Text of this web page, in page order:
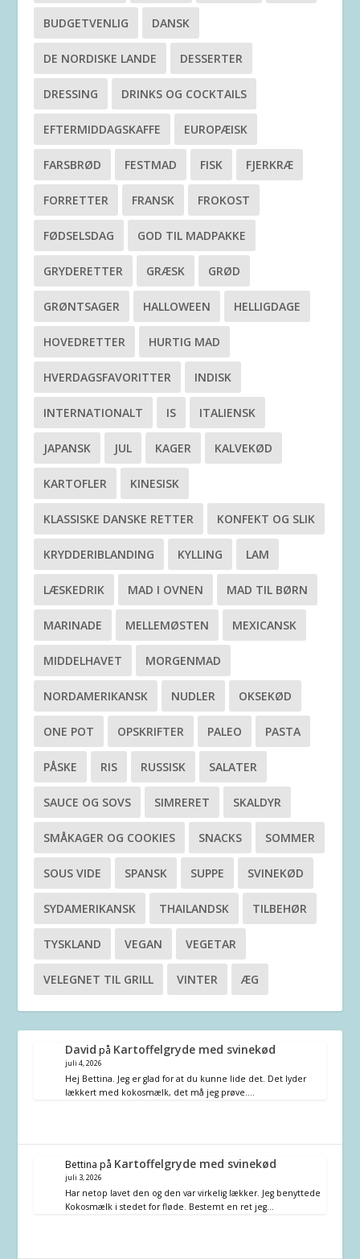
BUDGETVENLIG DANSK
DE NORDISKE LANDE DESSERTER
DRESSING DRINKS OG COCKTAILS
EFTERMIDDAGSKAFFE EUROPÆISK
FARSBRØD FESTMAD FISK FJERKRÆ
FORRETTER FRANSK FROKOST
FØDSELSDAG GOD TIL MADPAKKE
GRYDERETTER GRÆSK GRØD
GRØNTSAGER HALLOWEEN HELLIGDAGE
HOVEDRETTER HURTIG MAD
HVERDAGSFAVORITTER INDISK
INTERNATIONALT IS ITALIENSK
JAPANSK JUL KAGER KALVEKØD
KARTOFLER KINESISK
KLASSISKE DANSKE RETTER KONFEKT OG SLIK
KRYDDERIBLANDING KYLLING LAM
LÆSKEDRIK MAD I OVNEN MAD TIL BØRN
MARINADE MELLEMØSTEN MEXICANSK
MIDDELHAVET MORGENMAD
NORDAMERIKANSK NUDLER OKSEKØD
ONE POT OPSKRIFTER PALEO PASTA
PÅSKE RIS RUSSISK SALATER
SAUCE OG SOVS SIMRERET SKALDYR
SMÅKAGER OG COOKIES SNACKS SOMMER
SOUS VIDE SPANSK SUPPE SVINEKØD
SYDAMERIKANSK THAILANDSK TILBEHØR
TYSKLAND VEGAN VEGETAR
VELEGNET TIL GRILL VINTER ÆG
David på Kartoffelgryde med svinekød
juli 4, 2026
Hej Bettina. Jeg er glad for at du kunne lide det. Det lyder
lækkert med kokosmælk, det må jeg prøve.…
Bettina på Kartoffelgryde med svinekød
juli 3, 2026
Har netop lavet den og den var virkelig lækker. Jeg benyttede
Kokosmælk i stedet for fløde. Bestemt en ret jeg…